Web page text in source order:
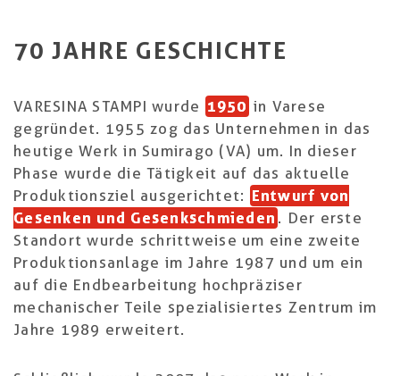
70 JAHRE GESCHICHTE
VARESINA STAMPI wurde 1950 in Varese
gegründet. 1955 zog das Unternehmen in das
heutige Werk in Sumirago (VA) um. In dieser
Phase wurde die Tätigkeit auf das aktuelle
Produktionsziel ausgerichtet: Entwurf von
Gesenken und Gesenkschmieden . Der erste
Standort wurde schrittweise um eine zweite
Produktionsanlage im Jahre 1987 und um ein
auf die Endbearbeitung hochpräziser
mechanischer Teile spezialisiertes Zentrum im
Jahre 1989 erweitert.